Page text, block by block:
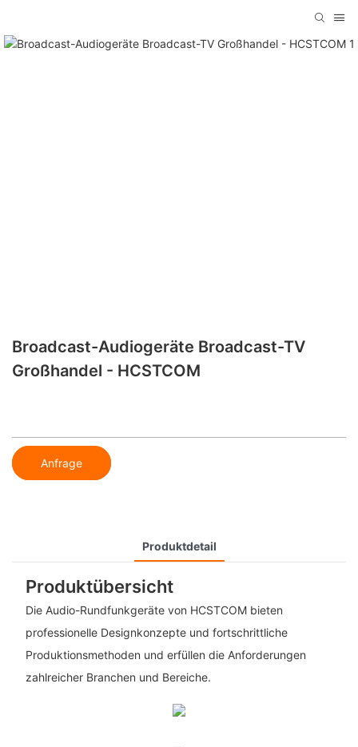
Broadcast-Audiogeräte Broadcast-TV
Großhandel - HCSTCOM
Anfrage
Produktdetail
Produktübersicht
Die Audio-Rundfunkgeräte von HCSTCOM bieten
professionelle Designkonzepte und fortschrittliche
Produktionsmethoden und erfüllen die Anforderungen
zahlreicher Branchen und Bereiche.